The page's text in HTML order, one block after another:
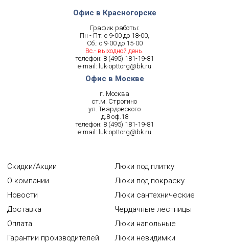
Офис в Красногорске
График работы:
Пн - Пт: с 9-00 до 18-00,
Сб.: с 9-00 до 15-00
Вс.- выходной день.
телефон: 8 (495) 181-19-81
e-mail: luk-opttorg@bk.ru
Офис в Москве
г. Москва
ст.м. Строгино
ул. Твардовского
д.8 оф.18
телефон: 8 (495) 181-19-81
e-mail: luk-opttorg@bk.ru
Скидки/Акции
О компании
Новости
Доставка
Оплата
Гарантии производителей
Люки под плитку
Люки под покраску
Люки сантехнические
Чердачные лестницы
Люки напольные
Люки невидимки